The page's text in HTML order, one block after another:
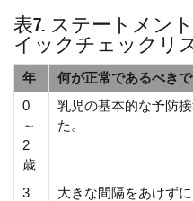
表7. ステートメン
イックチェックリ
年
何が正常であるべき
0
～
2
歳
乳児の基本的な予防
た。
3
大きな間隔をあけず